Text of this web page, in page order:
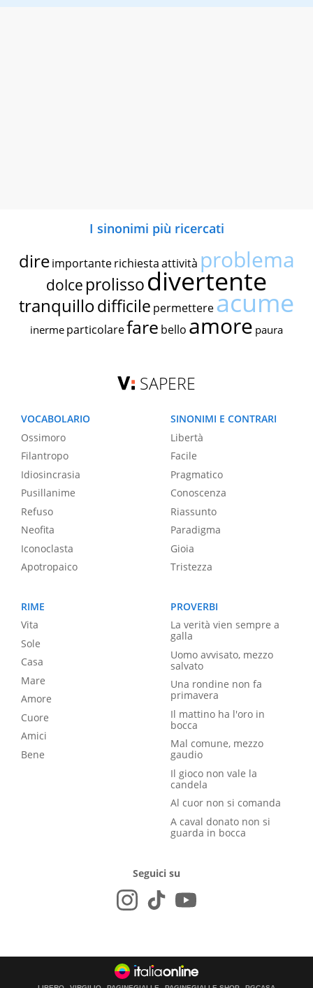
I sinonimi più ricercati
dire importante richiestaattività problema
dolce prolissodivertente
tranquillodifficile permettereacume
inerme particolarefare bello amore paura
SAPERE
VOCABOLARIO
Ossimoro
Filantropo
Idiosincrasia
Pusillanime
Refuso
Neofita
Iconoclasta
Apotropaico
SINONIMI E CONTRARI
Libertà
Facile
Pragmatico
Conoscenza
Riassunto
Paradigma
Gioia
Tristezza
RIME
Vita
Sole
Casa
Mare
Amore
Cuore
Amici
Bene
PROVERBI
La verità vien sempre a
galla
Uomo avvisato, mezzo
salvato
Una rondine non fa
primavera
Il mattino ha l'oro in
bocca
Mal comune, mezzo
gaudio
Il gioco non vale la
candela
Al cuor non si comanda
A caval donato non si
guarda in bocca
Seguici su